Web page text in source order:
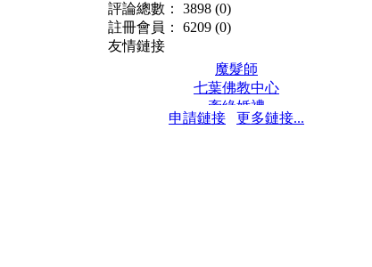
評論總數： 3898 (0)
註冊會員： 6209 (0)
友情鏈接
魔髮師
七葉佛教中心
牽緣婚禮
保髮堂
申請鏈接 更多鏈接...